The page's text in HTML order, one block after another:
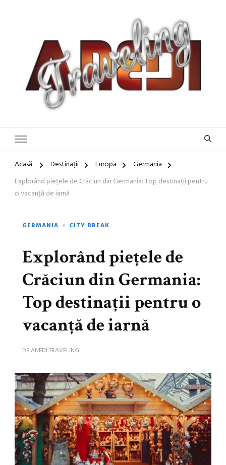
Călătorie în Europa | Inspirație
pentru Vacanțe Memorabile
Acasă Destinații Europa
Germania
Explorând piețele de Crăciun din Germania: Top destinații pentru
o vacanță de iarnă
GERMANIA CITY BREAK
Explorând piețele de
Crăciun din Germania:
Top destinații pentru o
vacanță de iarnă
DEANEDI TRAVELING